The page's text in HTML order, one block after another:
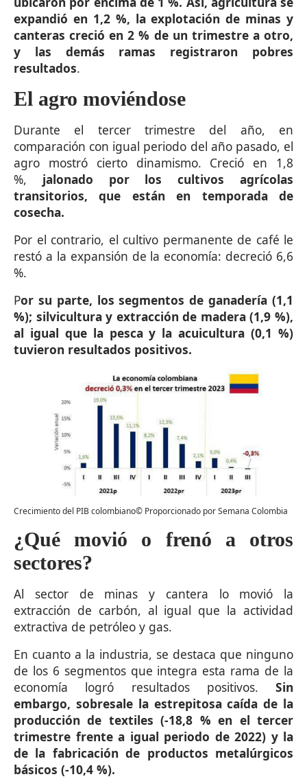
expandió en 1,2 %, la explotación de minas y
canteras creció en 2 % de un trimestre a otro,
y las demás ramas registraron pobres
resultados.
El agro moviéndose
Durante el tercer trimestre del año, en
comparación con igual periodo del año pasado, el
agro mostró cierto dinamismo. Creció en 1,8
%, jalonado por los cultivos agrícolas
transitorios, que están en temporada de
cosecha.
Por el contrario, el cultivo permanente de café le
restó a la expansión de la economía: decreció 6,6
%.
Por su parte, los segmentos de ganadería (1,1
%); silvicultura y extracción de madera (1,9 %),
al igual que la pesca y la acuicultura (0,1 %)
tuvieron resultados positivos.
Crecimiento del PIB colombiano© Proporcionado por Semana Colombia
¿Qué movió o frenó a otros
sectores?
Al sector de minas y cantera lo movió la
extracción de carbón, al igual que la actividad
extractiva de petróleo y gas.
En cuanto a la industria, se destaca que ninguno
de los 6 segmentos que integra esta rama de la
economía logró resultados positivos. Sin
embargo, sobresale la estrepitosa caída de la
producción de textiles (-18,8 % en el tercer
trimestre frente a igual periodo de 2022) y la
de la fabricación de productos metalúrgicos
básicos (-10,4 %).